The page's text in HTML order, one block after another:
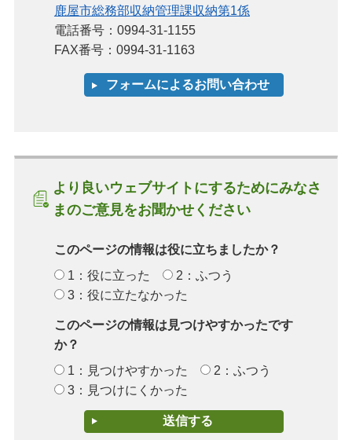
鹿屋市総務部収納管理課収納第1係
電話番号：0994-31-1155
FAX番号：0994-31-1163
より良いウェブサイトにするためにみなさ
まのご意見をお聞かせください
このページの情報は役に立ちましたか？
1：役に立った
2：ふつう
3：役に立たなかった
このページの情報は見つけやすかったです
か？
1：見つけやすかった
2：ふつう
3：見つけにくかった